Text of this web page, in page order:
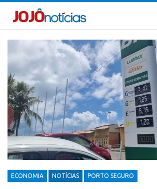
ECONOMIA NOTÍCIAS PORTO SEGURO